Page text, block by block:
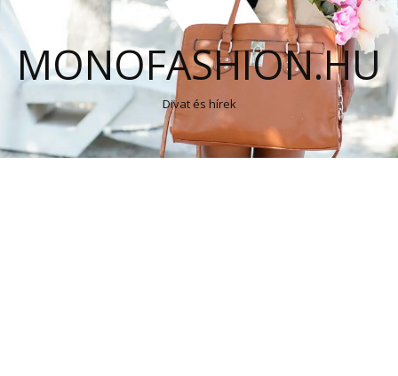
MONOFASHION.HU
Divat és hírek